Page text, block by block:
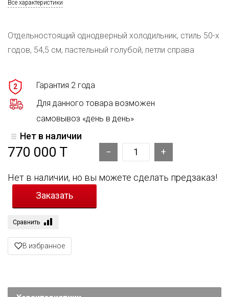
Все характеристики
Отдельностоящий однодверный холодильник, стиль 50-х
годов, 54,5 см, пастельный голубой, петли справа
2
Гарантия 2 года
Для данного товара возможен
самовывоз «день в день»
Нет в наличии
770 000 T
Нет в наличии, но вы можете сделать предзаказ!
Сравнить
В избранное